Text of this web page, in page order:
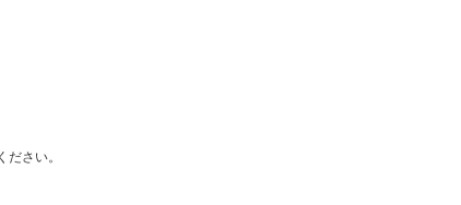
さい。